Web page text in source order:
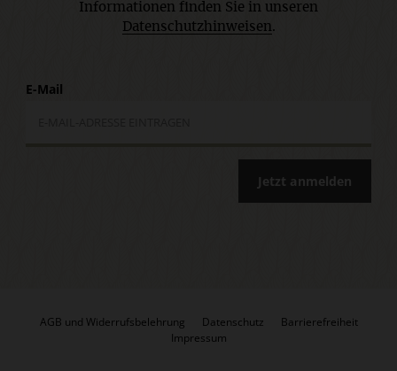
Informationen finden Sie in unseren
Datenschutzhinweisen.
E-Mail
Jetzt anmelden
AGB und Widerrufsbelehrung Datenschutz
Barrierefreiheit
Impressum